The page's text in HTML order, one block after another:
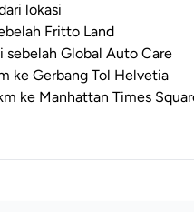
lokasi
Fritto Land
sebelah Global Auto Care
ke Gerbang Tol Helvetia
ke Manhattan Times